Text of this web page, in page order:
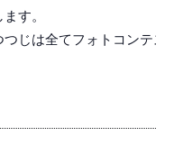
す。
じは全てフォトコンテス